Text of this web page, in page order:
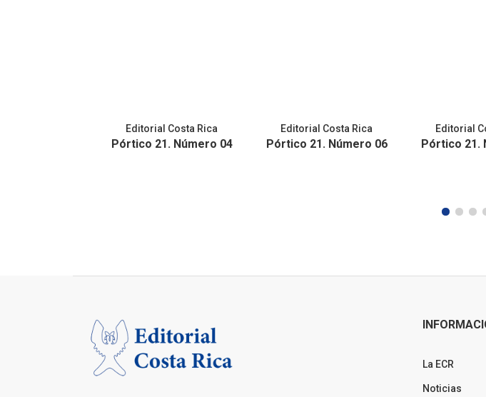
Editorial Costa Rica
Pórtico 21. Número 04
Editorial Costa Rica
Pórtico 21. Número 06
Editorial
Pórtico 21.
La ECR
Noticias